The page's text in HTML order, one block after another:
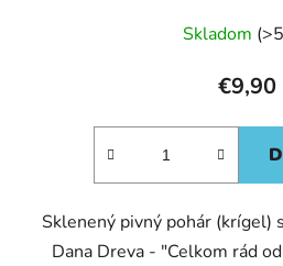
Skladom
€9,90
Sklenený pivný pohár (krígel)
Dana Dreva - "Celkom rád